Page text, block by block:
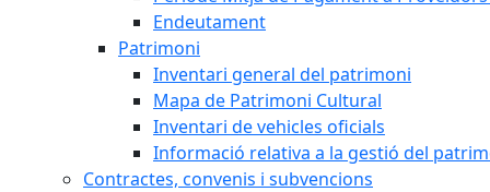
Endeutament
Patrimoni
Inventari general del patrimoni
Mapa de Patrimoni Cultural
Inventari de vehicles oficials
Informació relativa a la gestió del
Contractes, convenis i subvencions